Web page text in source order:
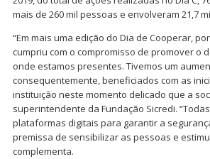
mais de 260 mil pessoas e envolveram 21,7
“Em mais uma edição do Dia de Cooperar,
cumpriu com o compromisso de promover o
onde estamos presentes. Tivemos um
consequentemente, beneficiados com as
instituição neste momento delicado que a
superintendente da Fundação Sicredi.
plataformas digitais para garantir a
premissa de sensibilizar as pessoas e
complementa.